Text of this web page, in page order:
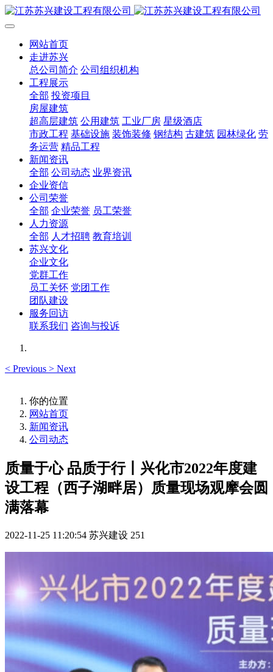
网站首页
走进苏兴
总公司简介 公司组织机构
工程展示
全部 投资项目
房屋建筑
超高层建筑 公用建筑 工业厂房 星级酒店
市政工程 基础设施 装饰装修 钢结构 古建筑 园林绿化 劳
务运营 精品工程
新闻资讯
全部 公司动态 业界资讯
企业资信
公司荣誉
全部 企业荣誉 员工荣誉
人力资源
全部 人才招聘 教育培训
苏兴文化
企业文化
党群工作
员工关怀 党团工作
团队建设
服务回访
联系我们 咨询与投诉
< Previous > Next
你的位置
网站首页
新闻资讯
公司动态
质量于心 品质于行丨兴化市2022年度建
设工程（西子湖畔居）质量现场观摩会圆
满落幕
2022-11-25 11:20:54 苏兴建设 251